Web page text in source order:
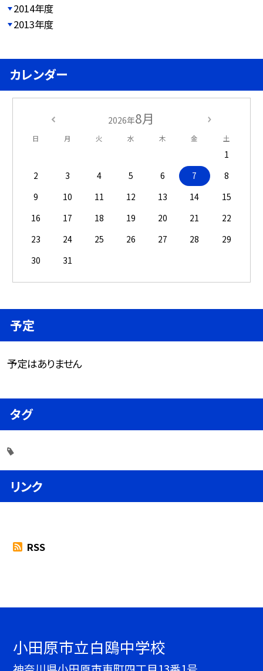
2014年度
2013年度
カレンダー
2026年8月
日 月 火 水 木 金 土
1
2
3 4 5 6 7
8
9
10 11 12 13 14
15
16
17 18 19 20 21
22
23
24 25 26 27 28
29
30
31
予定
予定はありません
タグ
リンク
RSS
小田原市立白鴎中学校